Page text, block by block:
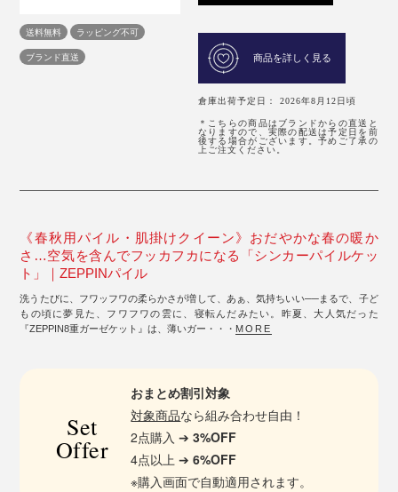
送料無料
ラッピング不可
ブランド直送
商品を詳しく見る
倉庫出荷予定日： 2026年8月12日頃
＊こちらの商品はブランドからの直送と
なりますので、実際の配送は予定日を前
後する場合がございます。予めご了承の
上ご注文ください。
《春秋用パイル・肌掛けクイーン》おだやかな春の暖か
さ…空気を含んでフッカフカになる「シンカーパイルケッ
ト」｜ZEPPINパイル
洗うたびに、フワッフワの柔らかさが増して、あぁ、気持ちいい──まるで、子ど
もの頃に夢見た、フワフワの雲に、寝転んだみたい。昨夏、大人気だった
『ZEPPIN8重ガーゼケット』は、薄いガー・・・ MORE
Set
Offer
おまとめ割引対象
対象商品なら組み合わせ自由！
2点購入 ➔3%OFF
4点以上 ➔6%OFF
※購入画面で自動適用されます。